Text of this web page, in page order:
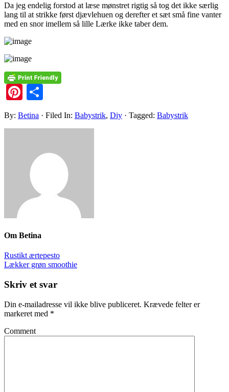
Da jeg endelig forstod at læse mønstret rigtig så tog det ikke særlig
lang til at strikke først djævlehuen og derefter et sæt små fine vanter
med en snor imellem så lille Lærke ikke taber dem.
Pinterest
By: Betina · Filed In: Babystrik, Diy · Tagged: Babystrik
Om Betina
Rustikt ærtepesto
Lækker grøn smoothie
Skriv et svar
Din e-mailadresse vil ikke blive publiceret. Krævede felter er
markeret med *
Comment